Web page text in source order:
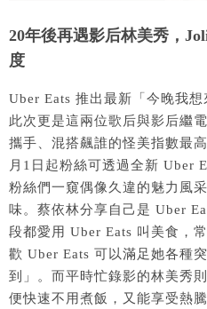
20年後再遇影后林美秀，
度
Uber Eats 推出最新「今晚我想
此次更是這兩位歌后與影后繼
攜手、混搭飆誰的怪美指數最
月1日起粉絲可透過全新 Uber
粉絲們一窺偶像久違的魅力風
味。蔡依林分享自己是 Uber
段都愛用 Uber Eats 叫美食，
歡 Uber Eats 可以滿足她各種
到」。而平時忙錄影的林美秀
便快速不用煮飯，又能享受熱騰